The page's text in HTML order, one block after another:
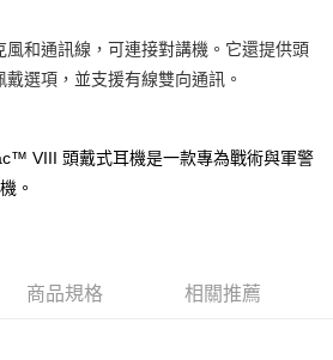
中國信託商業銀行
風和通訊線，可連接對講機。它還提供頭
選項，並支援有線雙向通訊。
VIII 頭戴式耳機是一款專為戰術與軍警
。
商品規格 相關推薦